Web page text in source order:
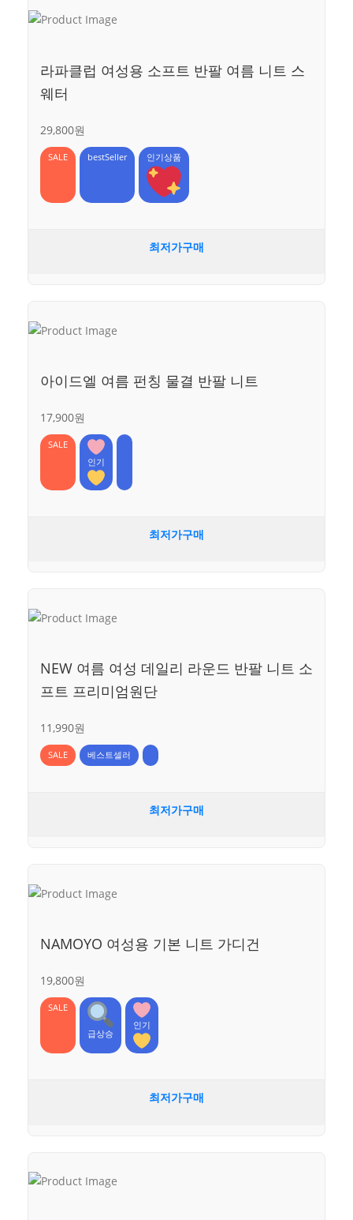
라파클럽 여성용 소프트 반팔 여름 니트 스
웨터
29,800원
SALE bestSeller 인기상품
최저가구매
아이드엘 여름 펀칭 물결 반팔 니트
17,900원
SALE
인기
최저가구매
NEW 여름 여성 데일리 라운드 반팔 니트 소
프트 프리미엄원단
11,990원
SALE 베스트셀러
최저가구매
NAMOYO 여성용 기본 니트 가디건
19,800원
SALE
급상승
인기
최저가구매